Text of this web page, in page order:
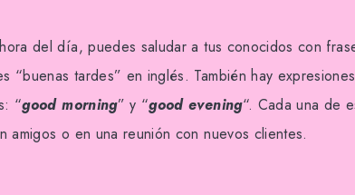
del día, puedes saludar a tus conocidos con
“buenas tardes” en inglés. También hay
“good morning” y “good evening“. Cada una de
amigos o en una reunión con nuevos clientes.